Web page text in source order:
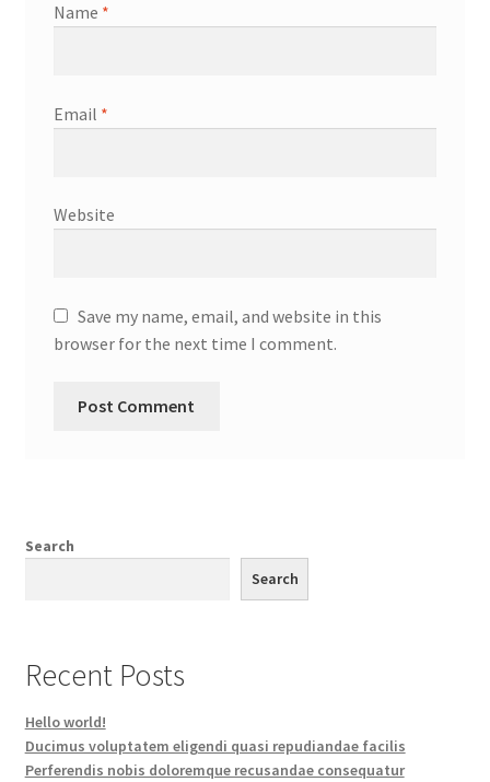
Name *
Email *
Website
Save my name, email, and website in this
browser for the next time I comment.
Search
Search
Recent Posts
Hello world!
Ducimus voluptatem eligendi quasi repudiandae facilis
Perferendis nobis doloremque recusandae consequatur